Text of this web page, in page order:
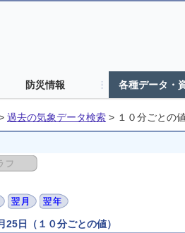
防災情報 各種データ・
過去の気象データ検索 > １０分ごとの
日（１０分ごとの値）